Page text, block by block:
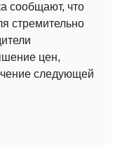
сообщают, что
стремительно
цен,
следующей